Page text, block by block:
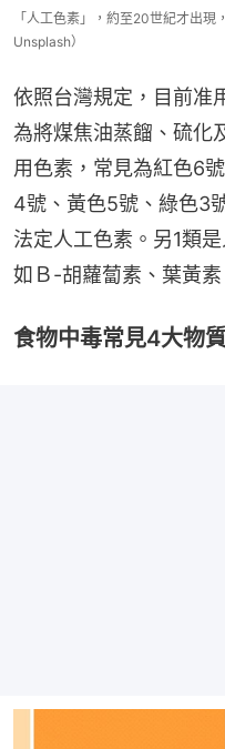
「人工色素」，約至20世紀才出
Unsplash）
依照台灣規定，目前准
為將煤焦油蒸餾、硫化
用色素，常見為紅色6
4號、黃色5號、綠色3
法定人工色素。另1類
如Ｂ-胡蘿蔔素、葉黃
食物中毒常見4大物質